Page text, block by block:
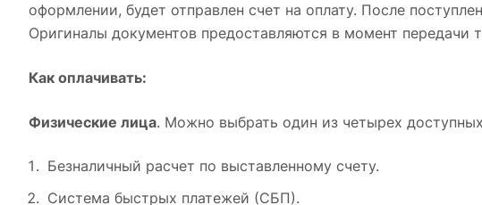
оформлении, будет отправлен счет на оплату. После
Оригиналы документов предоставляются в момент передачи
Как оплачивать:
Физические лица. Можно выбрать один из четырех
Безналичный расчет по выставленному счету.
Система быстрых платежей (СБП).